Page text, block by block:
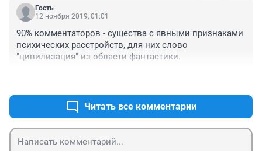
им просто деться некуда, кому было, уехали самое
страшное что ничего не поменяется люди сами по
Гость
12 ноября 2019, 01:01
90% комментаторов - существа с явными признаками
психических расстройств, для них слово
"цивилизация" из области фантастики.
Читать все комментарии